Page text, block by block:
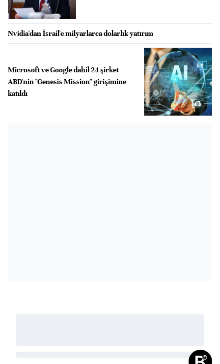
Nvidia'dan İsrail'e milyarlarca dolarlık yatırım
Microsoft ve Google dahil 24 şirket
ABD'nin "Genesis Mission" girişimine
katıldı